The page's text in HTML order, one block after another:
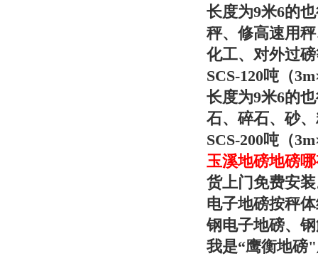
长度为9米6的
秤、修高速用
化工、对外过
SCS-120吨（
长度为9米6的
石、碎石、砂
SCS-200吨（
玉溪地磅地磅
货上门免费安
电子地磅按秤
钢电子地磅、
我是“鹰衡地磅"